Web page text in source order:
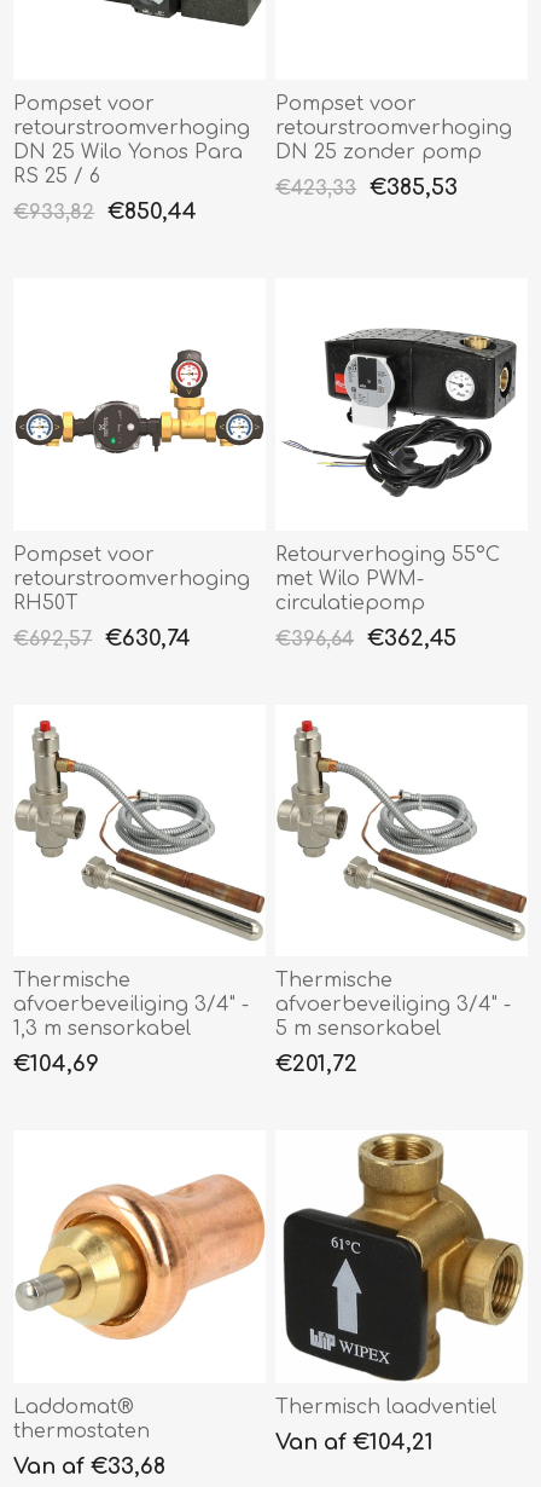
Pompset voor
retourstroomverhoging
DN 25 Wilo Yonos Para
RS 25 / 6
€933,82
€850,44
Pompset voor
retourstroomverhoging
DN 25 zonder pomp
€423,33
€385,53
Pompset voor
retourstroomverhoging
RH50T
€692,57
€630,74
Retourverhoging 55°C
met Wilo PWM-
circulatiepomp
€396,64
€362,45
Thermische
afvoerbeveiliging 3/4" -
1,3 m sensorkabel
€104,69
Thermische
afvoerbeveiliging 3/4" -
5 m sensorkabel
€201,72
Laddomat®
thermostaten
Van af €33,68
Thermisch laadventiel
Van af €104,21